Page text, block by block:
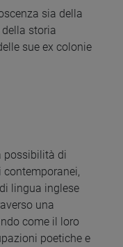
sia della
storia
sue ex colonie
possibilità di
lingua inglese
una
come il loro
poetiche e